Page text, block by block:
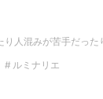
り人混みが苦手だっ
ルミナリエ